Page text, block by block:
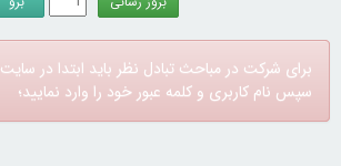
برای شرکت در مباحث تبادل نظر باید ابتدا در سایت
سپس نام کاربری و کلمه عبور خود را وارد نمایید؛